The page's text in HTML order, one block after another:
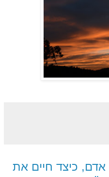
אדם, כיצד חיים את